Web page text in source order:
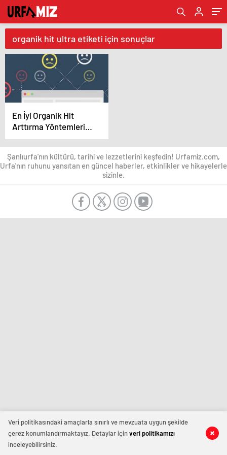
organik hit ultra etiketi için sonuçlar
En İyi Organik Hit
Arttırma Yöntemleri
(2022)
Şanlıurfa'nın kültürü, tarihi ve lezzetlerini keşfedin! Urfamiz.com,
Urfa'nın ruhunu yansıtan en güncel haberler, etkinlikler ve hikayelerle
sizinle.
Veri politikasındaki amaçlarla sınırlı ve mevzuata uygun şekilde
çerez konumlandırmaktayız. Detaylar içinveri politikamızı
inceleyebilirsiniz.